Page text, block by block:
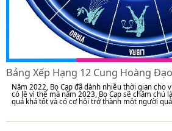
Bảng Xếp Hạng 12 Cung Hoàng
Năm 2022, Bọ Cạp đã dành nhiều thời gian cho
có lẽ vì thế mà năm 2023, Bọ Cạp sẽ chăm chú
quả khá tốt và có cơ hội trở thành một người